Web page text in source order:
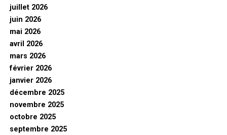
juillet 2026
juin 2026
mai 2026
avril 2026
mars 2026
février 2026
janvier 2026
décembre 2025
novembre 2025
octobre 2025
septembre 2025